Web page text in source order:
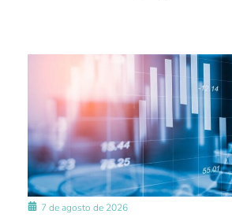
7 de agosto de 2026